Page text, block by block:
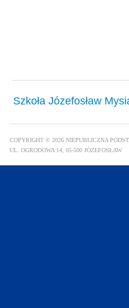
Szkoła Józefosław
COPYRIGHT © 2026 NIEPUBLICZNA
UL. OGRODOWA 14, 05-500 JÓZEFOSŁAW